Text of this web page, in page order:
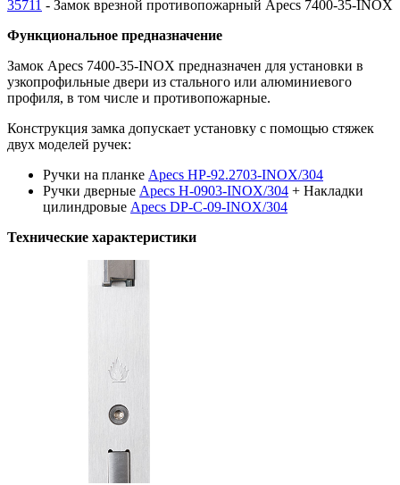
35711 - Замок врезной противопожарный Apecs 7400-35-INOX
Функциональное предназначение
Замок Apecs 7400-35-INOX предназначен для установки в
узкопрофильные двери из стального или алюминиевого
профиля, в том числе и противопожарные.
Конструкция замка допускает установку с помощью стяжек
двух моделей ручек:
Ручки на планке Apecs HP-92.2703-INOX/304
Ручки дверные Apecs H-0903-INOX/304 + Накладки
цилиндровые Apecs DP-C-09-INOX/304
Технические характеристики